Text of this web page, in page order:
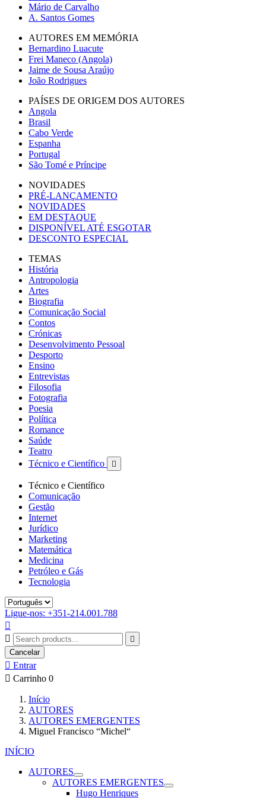
Mário de Carvalho
A. Santos Gomes
AUTORES EM MEMÓRIA
Bernardino Luacute
Frei Maneco (Angola)
Jaime de Sousa Araújo
João Rodrigues
PAÍSES DE ORIGEM DOS AUTORES
Angola
Brasil
Cabo Verde
Espanha
Portugal
São Tomé e Príncipe
NOVIDADES
PRÉ-LANÇAMENTO
NOVIDADES
EM DESTAQUE
DISPONÍVEL ATÉ ESGOTAR
DESCONTO ESPECIAL
TEMAS
História
Antropologia
Artes
Biografia
Comunicação Social
Contos
Crónicas
Desenvolvimento Pessoal
Desporto
Ensino
Entrevistas
Filosofia
Fotografia
Poesia
Política
Romance
Saúde
Teatro
Técnico e Científico

Técnico e Científico
Comunicação
Gestão
Internet
Jurídico
Marketing
Matemática
Medicina
Petróleo e Gás
Tecnologia
Ligue-nos: +351-214.001.788



Cancelar
 Entrar
 Carrinho 0
Início
AUTORES
AUTORES EMERGENTES
Miguel Francisco “Michel“
INÍCIO
AUTORES
AUTORES EMERGENTES
Hugo Henriques